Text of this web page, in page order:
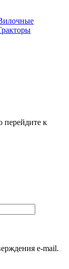
перейдите к
e-mail.